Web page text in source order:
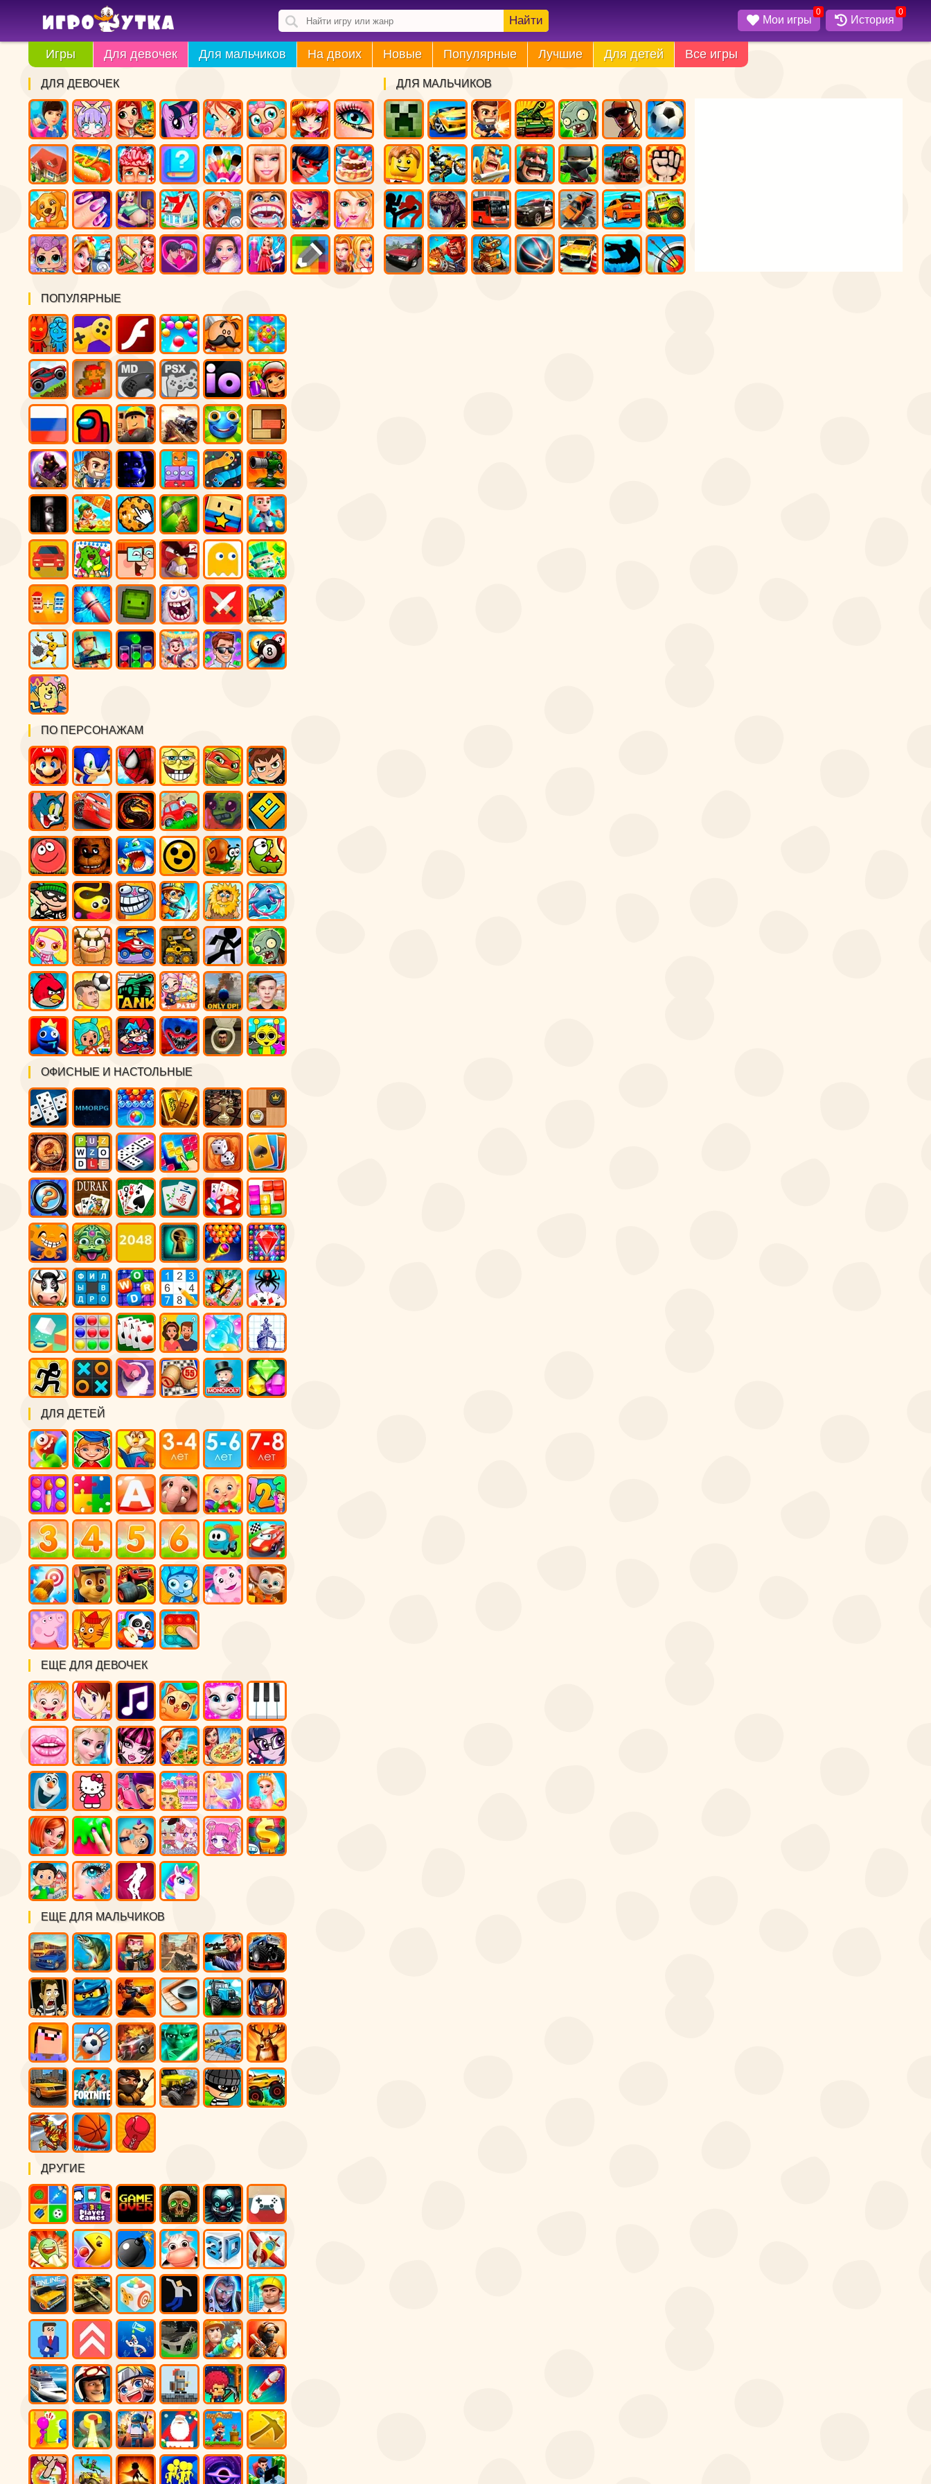
Найти Мои игры
0
История
0
Игры Для девочек Для мальчиков На двоих Новые Популярные Лучшие Для детей Все игры
ДЛЯ МАЛЬЧИКОВ
ДЛЯ ДЕВОЧЕК
ПОПУЛЯРНЫЕ
ПО ПЕРСОНАЖАМ
ОФИСНЫЕ И НАСТОЛЬНЫЕ
ДЛЯ ДЕТЕЙ
ЕЩЕ ДЛЯ ДЕВОЧЕК
ЕЩЕ ДЛЯ МАЛЬЧИКОВ
ДРУГИЕ